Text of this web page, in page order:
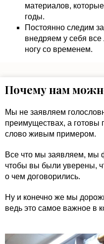
материалов,
годы.
Постоянно следим
внедряем у себя
ногу со временем.
Почему нам
Мы не заявляем
преимуществах, а готовы
слово живым примером.
Все что мы заявляем, мы
чтобы вы были уверены,
о чем договорились.
Ну и конечно же мы
ведь это самое важное в